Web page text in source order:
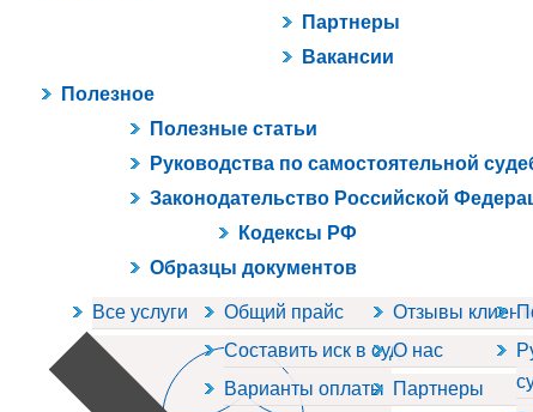
Все услуги
Общий прайс
Составить иск в суд
Варианты оплаты
Отзывы
О нас
Партнеры
Партнеры
Вакансии
Полезное
Полезные статьи
Руководства по самостоятельной
Законодательство Российской
Кодексы РФ
Образцы документов